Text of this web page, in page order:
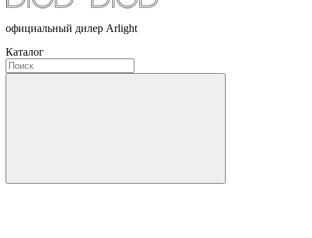
официальный дилер Arlight
Каталог